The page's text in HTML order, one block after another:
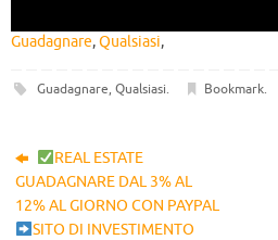
Guadagnare,Qualsiasi,
Guadagnare, Qualsiasi. Bookmark.
REAL ESTATE
GUADAGNARE DAL 3% AL
12% AL GIORNO CON PAYPAL
SITO DI INVESTIMENTO